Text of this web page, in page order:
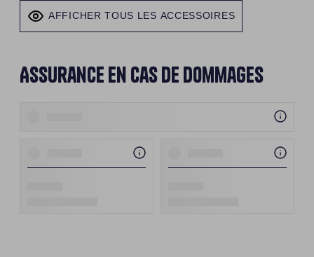
AFFICHER TOUS LES ACCESSOIRES
Assurance en cas de dommages